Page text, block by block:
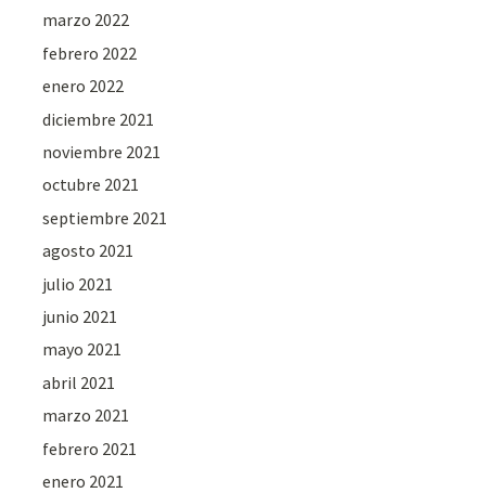
marzo 2022
febrero 2022
enero 2022
diciembre 2021
noviembre 2021
octubre 2021
septiembre 2021
agosto 2021
julio 2021
junio 2021
mayo 2021
abril 2021
marzo 2021
febrero 2021
enero 2021